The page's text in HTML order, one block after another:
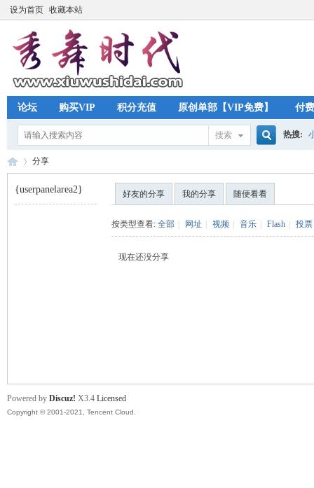
设为首页 收藏本站
论坛 购买VIP 积分充值 原创单部【VIP免费】 付
搜索 热搜:
分享
{userpanelarea2} 好友的分享 我的分享 随便看看
按类型查看: 全部 网址 视频 音乐 Flash 投票
现在还没分享
Powered by Discuz! X3.4 Licensed
Copyright © 2001-2021, Tencent Cloud.